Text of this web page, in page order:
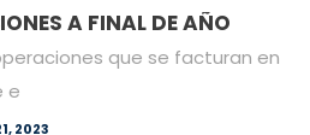
A FINAL DE AÑO
que se facturan en
e
2023